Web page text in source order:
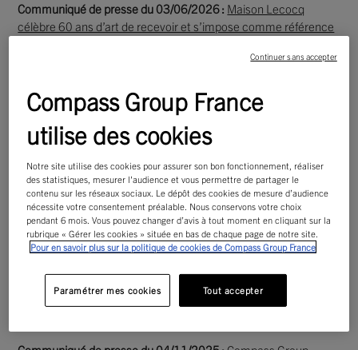
Communiqué de presse du 03/06/2026 : Maison Lecocq
célèbre 60 ans d’art de recevoir et s’impose comme référence
France signe un partenariat avec la Fédération Française des
Banques Alimentaires pour accélérer sa lutte contre le
gaspillage alimentaire
santé physique et mentale des jeunes au cœur de sa nouvelle
feuille de route
Communiqué de presse du 19/03/2026 : Compass Group
France nomme Jérôme Perrier, Directeur Général de Medirest,
Scolarest et des Cuisines Centrales
Communiqué de presse du 21/11/2025 :Medirest : le Chef
Ludovic Rabier et le Chef étoilé Christian Têtedoie pour un
Compass Group France
utilise des cookies
Notre site utilise des cookies pour assurer son bon fonctionnement, réaliser
des statistiques, mesurer l'audience et vous permettre de partager le
contenu sur les réseaux sociaux. Le dépôt des cookies de mesure d’audience
nécessite votre consentement préalable. Nous conservons votre choix
pendant 6 mois. Vous pouvez changer d’avis à tout moment en cliquant sur la
rubrique « Gérer les cookies » située en bas de chaque page de notre site.
Pour en savoir plus sur la politique de cookies de Compass Group France
Tout accepter
Paramétrer mes cookies
Continuer sans accepter